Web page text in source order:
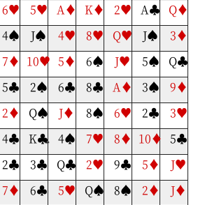
6♥ 5♥ A♦ K♦ 2♥ A♣
Q♦
4♠ J♠ 4♥ 8♥ Q♥ J♠
3♦
7♦ 10♥ 5♦ 6♠ J♥ 5♠
Q♣
5♣ 2♠ 6♣ 8♣ A♦ 3♠
9♦
2♦ Q♠ J♦ 8♠ 6♥ 2♣
3♥
4♣ K♣ 4♠ 7♥ 8♦ 10♦ 5♣
2♣ 3♣ Q♣ 2♥ 9♣ 5♦
J♥
7♦ 6♣ 5♥ Q♠ 8♠ 2♦
J♦